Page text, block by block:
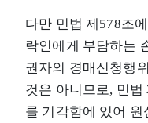
다만 민법 제578조
락인에게 부담하는
권자의 경매신청행
것은 아니므로, 민
를 기각함에 있어